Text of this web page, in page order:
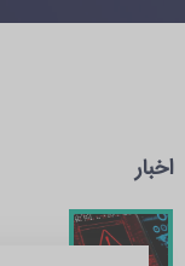
اخبار